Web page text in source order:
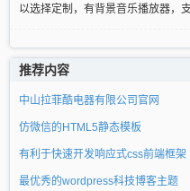
以选择定制，有背景音乐播放器，
推荐内容
中山拉菲酷电器有限公司官网
仿微信的HTML5静态模板
有利于快速开发响应式css前端框架
最优秀的wordpress科技博客主题